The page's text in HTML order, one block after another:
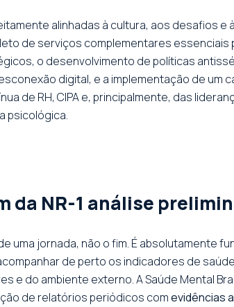
alinhadas à cultura, aos desafios
de serviços complementares essenciais
o desenvolvimento de políticas
digital, e a implementação de um
de RH, CIPA e, principalmente, das
psicológica.
da NR-1 análise
uma jornada, não o fim. É absolutamente
de perto os indicadores de
do ambiente externo. A Saúde Mental
de relatórios periódicos comevidências